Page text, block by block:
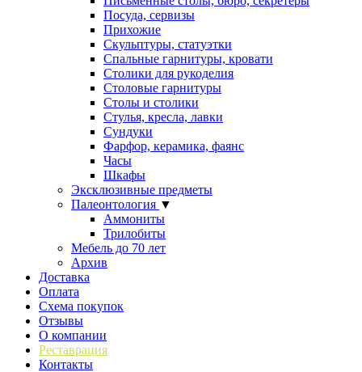
Посуда, сервизы
Прихожие
Скульптуры, статуэтки
Спальные гарнитуры, кровати
Столики для рукоделия
Столовые гарнитуры
Столы и столики
Стулья, кресла, лавки
Сундуки
Фарфор, керамика, фаянс
Часы
Шкафы
Эксклюзивные предметы
Палеонтология ▼
Аммониты
Трилобиты
Мебель до 70 лет
Архив
Доставка
Оплата
Схема покупок
Отзывы
О компании
Реставрация
Контакты